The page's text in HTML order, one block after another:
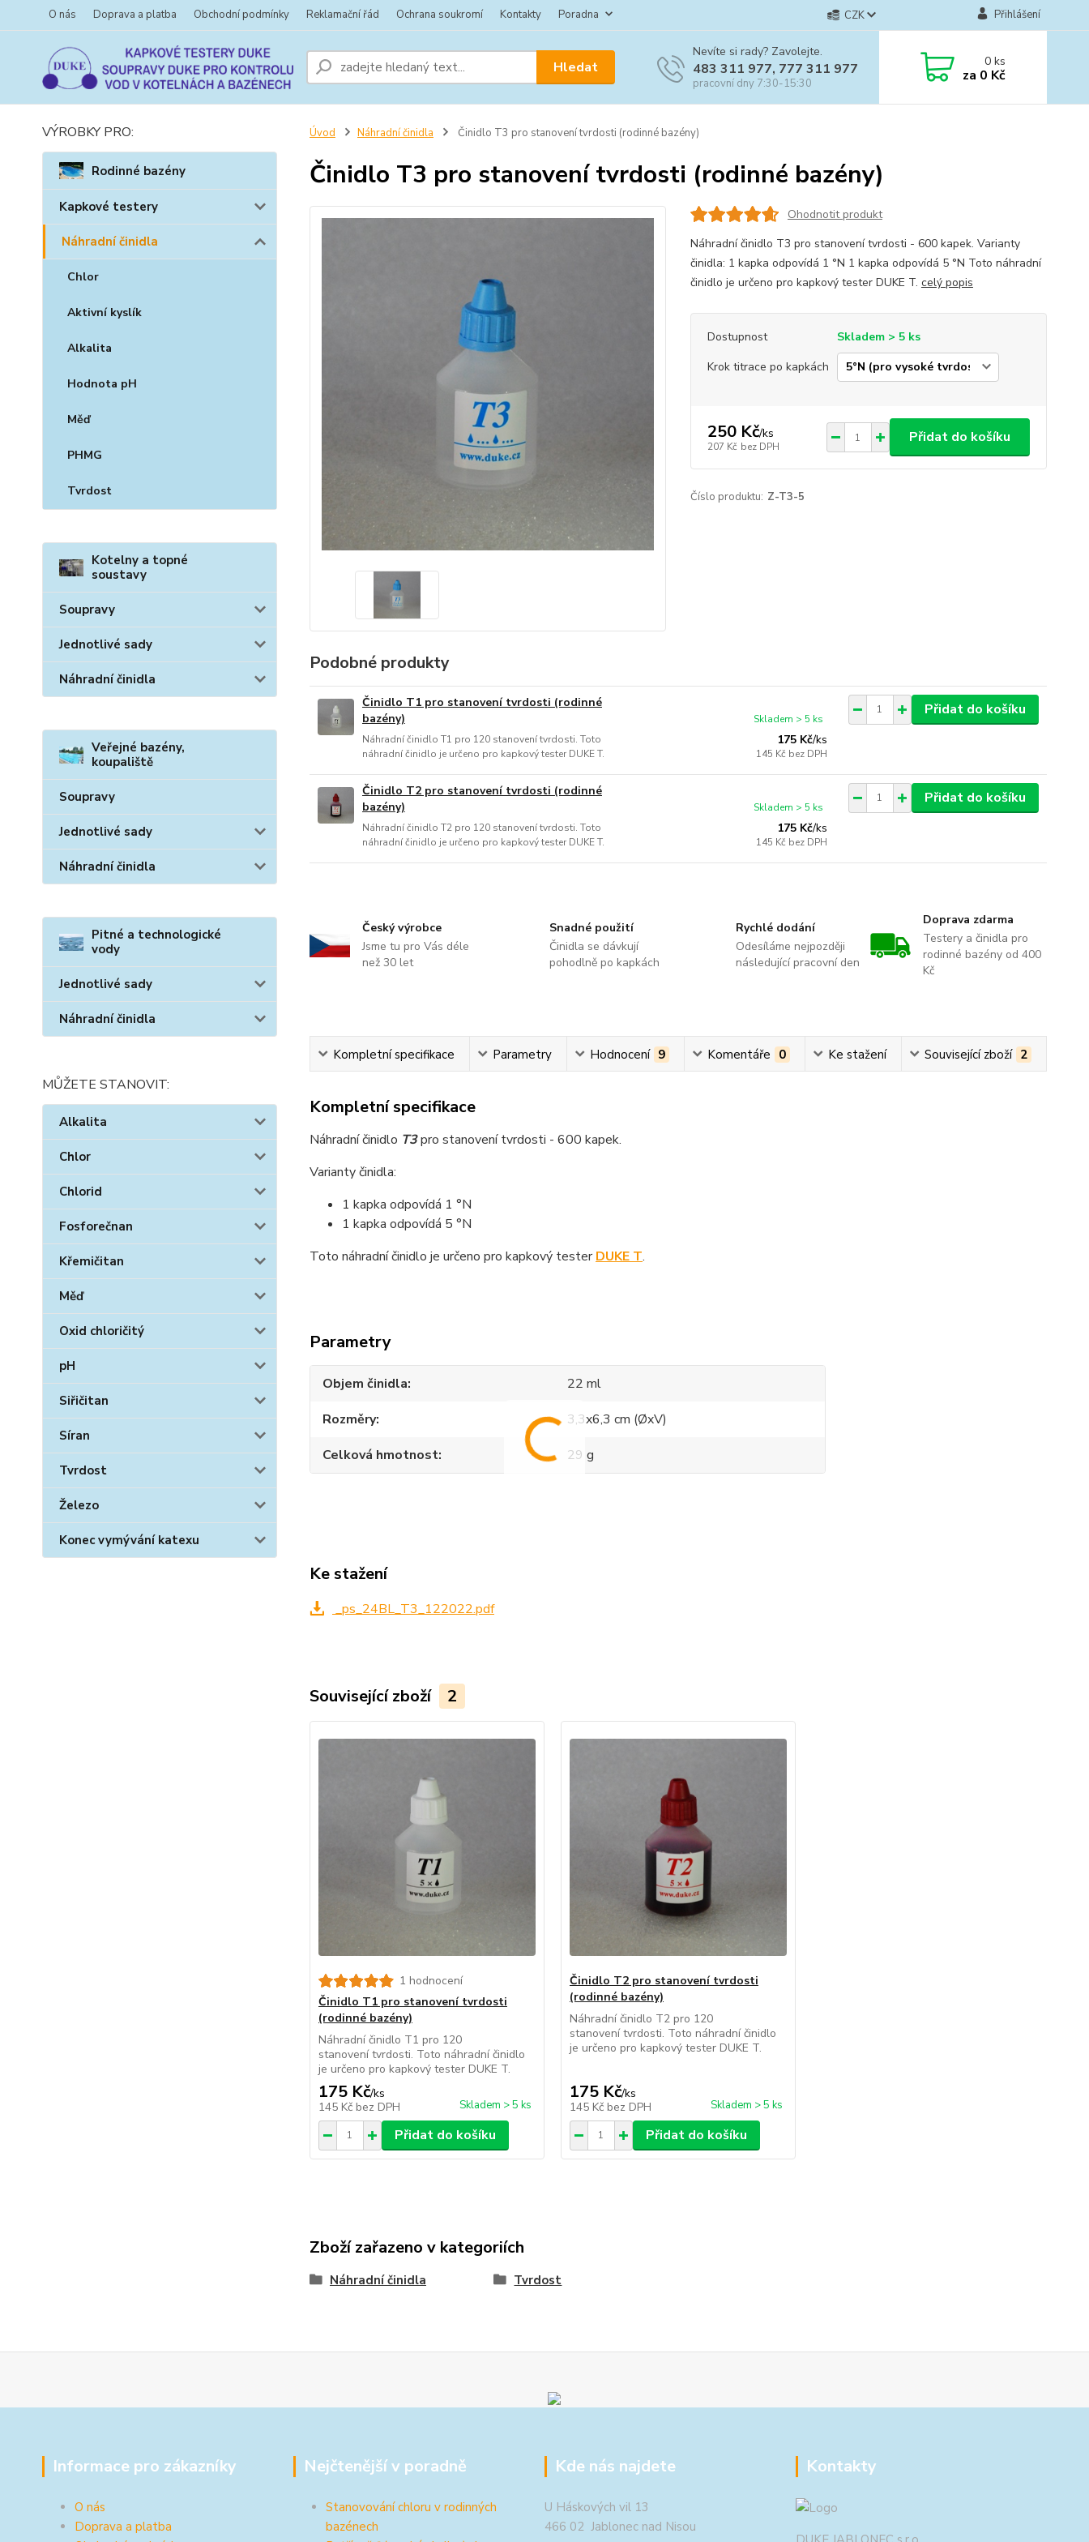
O nás Doprava a platba Obchodní podmínky Reklamační řád Ochrana soukromí Kontakty Poradna CZK Přihlášení
Hledat
Nevíte si rady? Zavolejte.
483 311 977, 777 311 977
pracovní dny 7:30-15:30
0ks
za 0 Kč
VÝROBKY PRO:
Rodinné bazény
Kapkové testery
Náhradní činidla
Chlor
Aktivní kyslík
Alkalita
Hodnota pH
Měď
PHMG
Tvrdost
Kotelny a topné
soustavy
Soupravy
Jednotlivé sady
Náhradní činidla
Veřejné bazény,
koupaliště
Soupravy
Jednotlivé sady
Náhradní činidla
Pitné a technologické
vody
Jednotlivé sady
Náhradní činidla
MŮŽETE STANOVIT:
Alkalita
Chlor
Chlorid
Fosforečnan
Křemičitan
Měď
Oxid chloričitý
pH
Siřičitan
Síran
Tvrdost
Železo
Konec vymývání katexu
Úvod Náhradní činidla Činidlo T3 pro stanovení tvrdosti (rodinné bazény)
Činidlo T3 pro stanovení tvrdosti (rodinné bazény)
Ohodnotit produkt
Náhradní činidlo T3 pro stanovení tvrdosti - 600 kapek. Varianty
činidla: 1 kapka odpovídá 1 °N 1 kapka odpovídá 5 °N Toto náhradní
činidlo je určeno pro kapkový tester DUKE T. celý popis
Dostupnost
Skladem > 5 ks
Krok titrace po kapkách
250 Kč/ks
207 Kč bez DPH
Přidat do košíku
Číslo produktu: Z-T3-5
Podobné produkty
Činidlo T1 pro stanovení tvrdosti (rodinné
bazény)
Náhradní činidlo T1 pro 120 stanovení tvrdosti. Toto
náhradní činidlo je určeno pro kapkový tester DUKE T.
175 Kč/ks
145 Kč bez DPH
Skladem > 5 ks
Přidat do košíku
Činidlo T2 pro stanovení tvrdosti (rodinné
bazény)
Náhradní činidlo T2 pro 120 stanovení tvrdosti. Toto
náhradní činidlo je určeno pro kapkový tester DUKE T.
175 Kč/ks
145 Kč bez DPH
Skladem > 5 ks
Přidat do košíku
Český výrobce
Jsme tu pro Vás déle
než 30 let
Snadné použití
Činidla se dávkují
pohodlně po kapkách
Rychlé dodání
Odesíláme nejpozději
následující pracovní den
Doprava zdarma
Testery a činidla pro
rodinné bazény od 400
Kč
Kompletní specifikace Parametry Hodnocení 9 Komentáře 0 Ke stažení Související zboží 2
Kompletní specifikace
Náhradní činidlo T3pro stanovení tvrdosti - 600 kapek.
Varianty činidla:
1 kapka odpovídá 1 °N
1 kapka odpovídá 5 °N
Toto náhradní činidlo je určeno pro kapkový testerDUKE T.
Parametry
Objem činidla
22 ml
Rozměry
3,3x6,3 cm (ØxV)
Celková hmotnost
29 g
Ke stažení
_ps_24BL_T3_122022.pdf
Související zboží 2
1 hodnocení
Činidlo T1 pro stanovení tvrdosti
(rodinné bazény)
Náhradní činidlo T1 pro 120
stanovení tvrdosti. Toto náhradní činidlo
je určeno pro kapkový tester DUKE T.
175 Kč/ks
145 Kč bez DPH Skladem > 5 ks
Přidat do košíku
Činidlo T2 pro stanovení tvrdosti
(rodinné bazény)
Náhradní činidlo T2 pro 120
stanovení tvrdosti. Toto náhradní činidlo
je určeno pro kapkový tester DUKE T.
175 Kč/ks
145 Kč bez DPH Skladem > 5 ks
Přidat do košíku
Zboží zařazeno v kategoriích
Náhradní činidla Tvrdost
Informace pro zákazníky
O nás
Doprava a platba
Nejčtenější v poradně
Stanovování chloru v rodinných
bazénech
Kde nás najdete
U Háskových vil 13
466 02 Jablonec nad Nisou
Kontakty